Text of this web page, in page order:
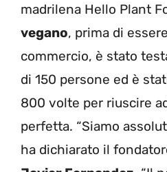
madrilena Hello Plant
vegano, prima di
commercio, è stato
di 150 persone ed è
800 volte per riuscire
perfetta. “Siamo
ha dichiarato il